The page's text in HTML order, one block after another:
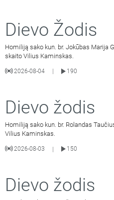
Dievo Žodis
Homiliją sako kun. br. Jokūbas Marija
skaito Vilius Kaminskas.
2026-08-04
190
Dievo žodis
Homiliją sako kun. br. Rolandas
Vilius Kaminskas.
2026-08-03 |
150
Dievo žodis